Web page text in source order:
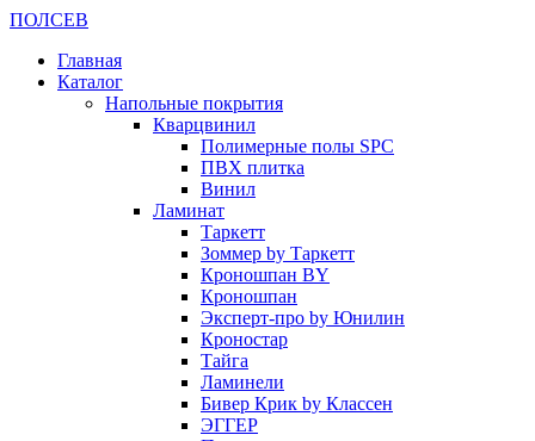
ПОЛСЕВ
Главная
Каталог
Напольные покрытия
Кварцвинил
Полимерные полы SPC
ПВХ плитка
Винил
Ламинат
Таркетт
Зоммер by Таркетт
Кроношпан BY
Кроношпан
Эксперт-про by Юнилин
Кроностар
Тайга
Ламинели
Бивер Крик by Классен
ЭГГЕР